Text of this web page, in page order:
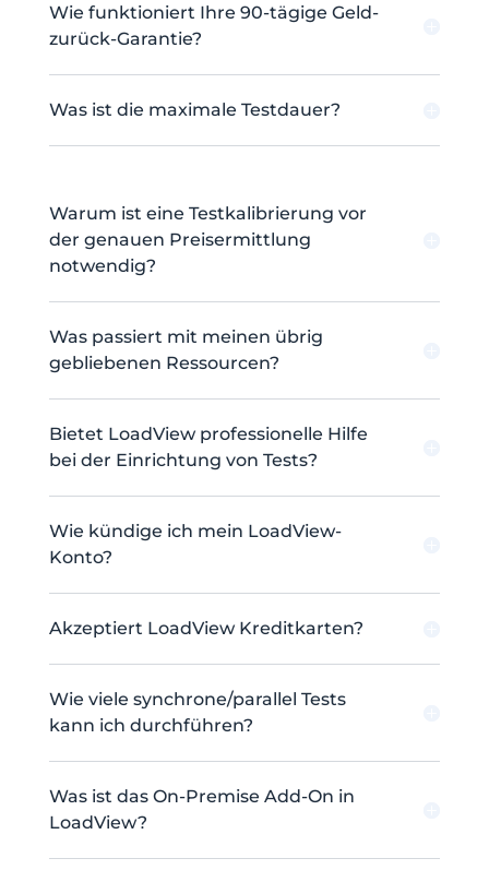
Wie funktioniert Ihre 90-tägige Geld-
zurück-Garantie?
Was ist die maximale Testdauer?
Warum ist eine Testkalibrierung vor
der genauen Preisermittlung
notwendig?
Was passiert mit meinen übrig
gebliebenen Ressourcen?
Bietet LoadView professionelle Hilfe
bei der Einrichtung von Tests?
Wie kündige ich mein LoadView-
Konto?
Akzeptiert LoadView Kreditkarten?
Wie viele synchrone/parallel Tests
kann ich durchführen?
Was ist das On-Premise Add-On in
LoadView?